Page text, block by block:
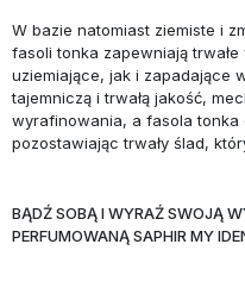
W bazie natomiast ziemiste i
fasoli tonka zapewniają
uziemiające, jak i zapadające
tajemniczą i trwałą jakość,
wyrafinowania, a fasola tonka
pozostawiając trwały ślad,
BĄDŹ SOBĄ I WYRAŹ SWOJĄ
PERFUMOWANĄ SAPHIR MY